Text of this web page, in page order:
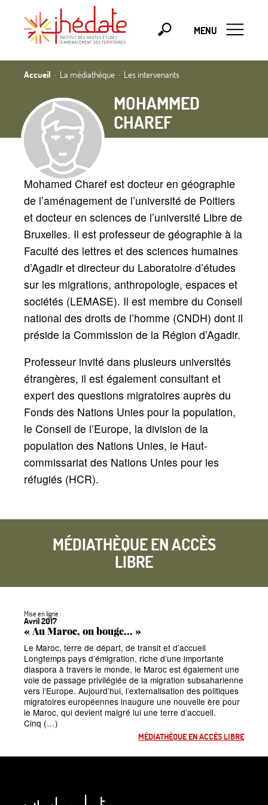
MENU
Accueil La médiathèque Les intervenants
MOHAMMED
CHAREF
Mohamed Charef est docteur en géographie
de l’aménagement de l’université de Poitiers
et docteur en sciences de l’université Libre de
Bruxelles. Il est professeur de géographie à la
Faculté des lettres et des sciences humaines
d’Agadir et directeur du Laboratoire d’études
sur les migrations, anthropologie, espaces et
sociétés (LEMASE). Il est membre du Conseil
national des droits de l’homme (CNDH) dont il
préside la Commission de la Région d’Agadir.
Professeur invité dans plusieurs universités
étrangères, il est également consultant et
expert des questions migratoires auprès du
Fonds des Nations Unies pour la population,
le Conseil de l’Europe, la division de la
population des Nations Unies, le Haut-
commissariat des Nations Unies pour les
réfugiés (HCR).
MÉDIATHÈQUE EN ACCÈS
LIBRE
Mise en ligne :
Avril 2017
« Au Maroc, on bouge... »
Le Maroc, terre de départ, de transit et d’accueil
Longtemps pays d’émigration, riche d’une importante
diaspora à travers le monde, le Maroc est également une
voie de passage privilégiée de la migration subsaharienne
vers l’Europe. Aujourd’hui, l’externalisation des politiques
migratoires européennes inaugure une nouvelle ère pour
le Maroc, qui devient malgré lui une terre d’accueil.
Cinq (…)
MÉDIATHÈQUE EN ACCÈS LIBRE